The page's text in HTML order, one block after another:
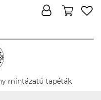
mintázatú tapéták